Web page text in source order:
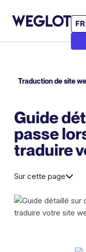
FR
Traduction de site
Guide
passe
traduire
Sur cette page